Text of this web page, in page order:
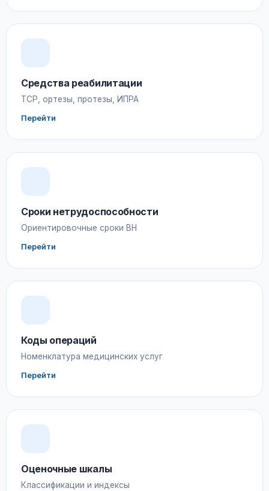
Средства реабилитации
ТСР, ортезы, протезы, ИПРА
Перейти
Сроки нетрудоспособности
Ориентировочные сроки ВН
Перейти
Коды операций
Номенклатура медицинских услуг
Перейти
Оценочные шкалы
Классификации и индексы